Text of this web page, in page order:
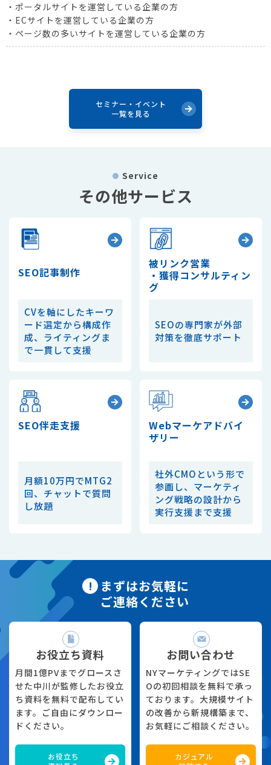
・ポータルサイトを運営している企業の方
・ECサイトを運営している企業の方
・ページ数の多いサイトを運営している企業の方
セミナー・イベント
一覧を見る
Service
その他サービス
SEO記事制作
CVを軸にしたキーワ
ード選定から構成作
成、 ライティングま
で一貫して支援
被リンク営業
・獲得コンサルティン
グ
SEOの専門家が外部
対策を徹底サポート
SEO伴走支援
月額10万円でMTG2
回、チャットで質問
し放題
Webマーケアドバイ
ザリー
社外CMOという形で
参画し、 マーケティ
ング戦略の設計から
実行支援まで支援
まずはお気軽に
ご連絡ください
お役立ち資料
月間1億PVまでグロースさ
せた中川が監修したお役立
ち資料を無料で配布してい
ます。ご自由にダウンロー
ドください。
お役立ち
お問い合わせ
NYマーケティングではSE
Oの初回相談を無料で承っ
ております。大規模サイト
の改善から新規構築まで、
お気軽にご相談ください。
カジュアル